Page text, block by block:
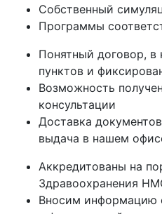
Собственный
Программы
Понятный договор,
пунктов и
Возможность
консультации
Доставка
выдача в нашем
Аккредитованы на
Здравоохранения
Вносим информацию